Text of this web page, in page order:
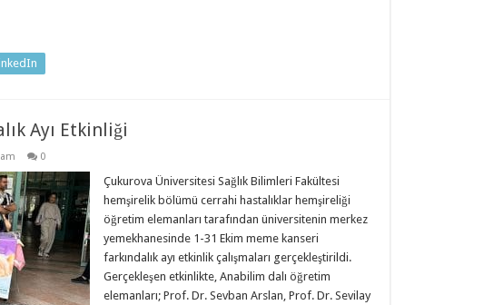
Ayı Etkinliği
0
Çukurova Üniversitesi Sağlık Bilimleri Fakültesi
hemşirelik bölümü cerrahi hastalıklar hemşireliği
öğretim elemanları tarafından üniversitenin merkez
yemekhanesinde 1-31 Ekim meme kanseri
farkındalık ayı etkinlik çalışmaları gerçekleştirildi.
Gerçekleşen etkinlikte, Anabilim dalı öğretim
elemanları; Prof. Dr. Sevban Arslan, Prof. Dr. Sevilay